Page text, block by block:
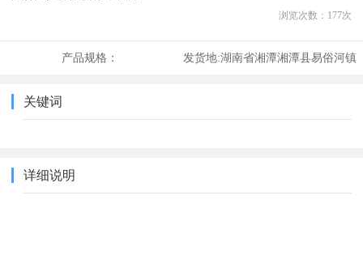
浏览次数： 177次
产品规格： 发货地:湖南省湘潭湘潭县易俗河镇
关键词
详细说明